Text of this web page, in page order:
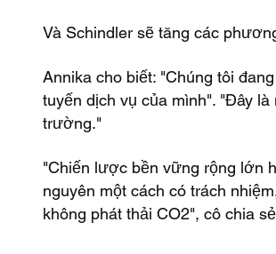
Và Schindler sẽ tăng các
Annika cho biết: "Chúng tôi
tuyến dịch vụ của mình". "Đây
trường."
"Chiến lược bền vững rộng lớn
nguyên một cách có trách
không phát thải CO2", cô chia